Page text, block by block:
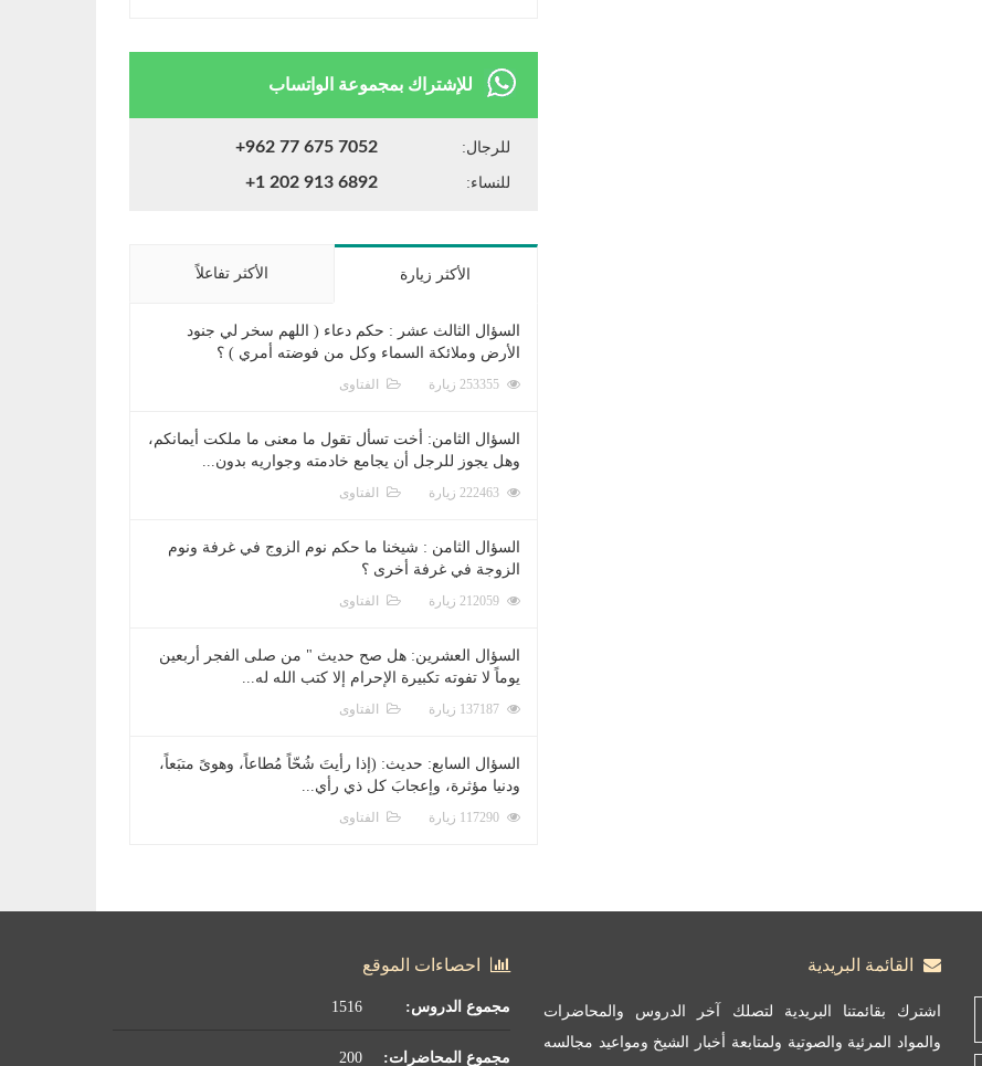
للإشتراك بمجموعة الواتساب
للرجال: +962 77 675 7052
للنساء: +1 202 913 6892
الأكثر زيارة الأكثر تفاعلاً
السؤال الثالث عشر : حكم دعاء ( اللهم سخر لي جنود
الأرض وملائكة السماء وكل من فوضته أمري ) ؟
الفتاوى
السؤال الثامن: أخت تسأل تقول ما معنى ما ملكت أيمانكم،
وهل يجوز للرجل أن يجامع خادمته وجواريه بدون...
الفتاوى
السؤال الثامن : شيخنا ما حكم نوم الزوج في غرفة ونوم
الزوجة في غرفة أخرى ؟
الفتاوى
السؤال العشرين: هل صح حديث " من صلى الفجر أربعين
يوماً لا تفوته تكبيرة الإحرام إلا كتب الله له...
الفتاوى
السؤال السابع: حديث: (إذا رأيتَ شُحّاً مُطاعاً، وهوىً متبَعاً،
ودنيا مؤثرة، وإعجابَ كل ذي رأي...
الفتاوى
القائمة البريدية
اشترك بقائمتنا البريدية لتصلك آخر الدروس والمحاضرات
والمواد المرئية والصوتية ولمتابعة أخبار الشيخ ومواعيد مجالسه
احصاءات الموقع
مجموع الدروس:
مجموع المحاضرات: